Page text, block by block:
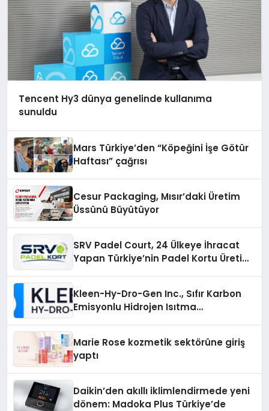
Tencent Hy3 dünya genelinde kullanıma
sunuldu
Mars Türkiye’den “Köpeğini İşe Götür
Haftası” çağrısı
Cesur Packaging, Mısır’daki Üretim
Üssünü Büyütüyor
SRV Padel Court, 24 Ülkeye İhracat
Yapan Türkiye’nin Padel Kortu Üretim
Kleen-Hy-Dro-Gen Inc., Sıfır Karbon
Emisyonlu Hidrojen Isıtma
Marie Rose kozmetik sektörüne giriş
yaptı
Daikin’den akıllı iklimlendirmede yeni
dönem: Madoka Plus Türkiye’de